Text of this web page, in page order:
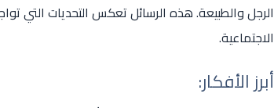
الرجل والطبيعة. هذه الرسائل تعكس التحديات التي
الاجتماعية.
أبرز الأفكار: